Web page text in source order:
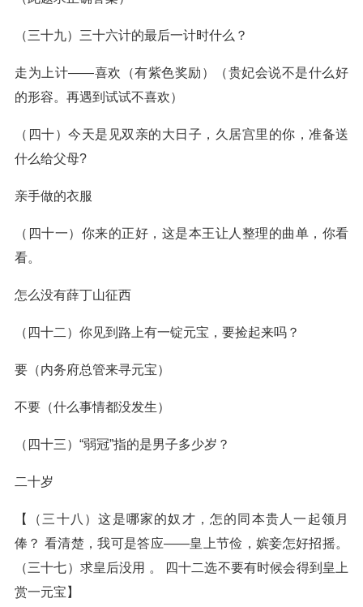
（三十九）三十六计的最后一计时什么？
走为上计——喜欢（有紫色奖励）（贵妃会说不是什么好
的形容。再遇到试试不喜欢）
（四十）今天是见双亲的大日子，久居宫里的你，准备送
什么给父母?
亲手做的衣服
（四十一）你来的正好，这是本王让人整理的曲单，你看
看。
怎么没有薛丁山征西
（四十二）你见到路上有一锭元宝，要捡起来吗？
要（内务府总管来寻元宝）
不要（什么事情都没发生）
（四十三）“弱冠”指的是男子多少岁？
二十岁
【（三十八）这是哪家的奴才，怎的同本贵人一起领月
俸？ 看清楚，我可是答应——皇上节俭，嫔妾怎好招摇。
（三十七）求皇后没用 。 四十二选不要有时候会得到皇上
赏一元宝】